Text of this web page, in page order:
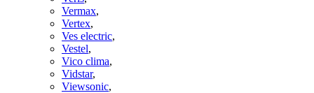
Vermax,
Vertex,
Ves electric,
Vestel,
Vico clima,
Vidstar,
Viewsonic,